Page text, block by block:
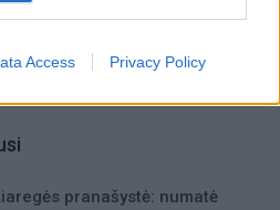
Access Privacy Policy
pranašystė: numatė